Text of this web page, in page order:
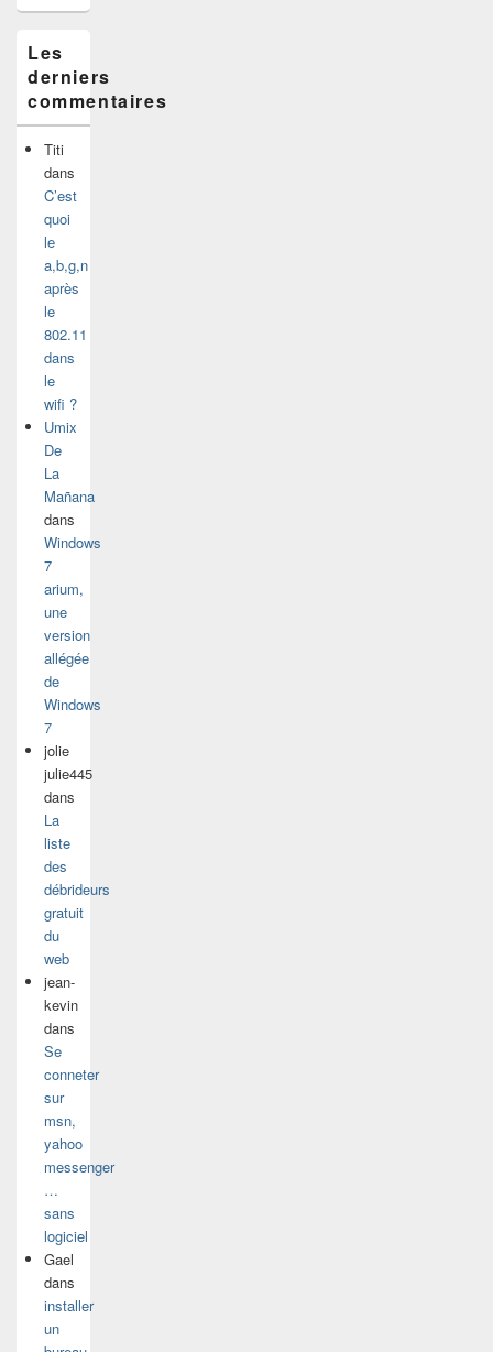
Les
derniers
commentaires
Titi
dans
C’est
quoi
le
a,b,g,n
après
le
802.11
dans
le
wifi ?
Umix
De
La
Mañana
dans
Windows
7
arium,
une
version
allégée
de
Windows
7
jolie
julie445
dans
La
liste
des
débrideurs
gratuit
du
web
jean-
kevin
dans
Se
conneter
sur
msn,
yahoo
messenger
…
sans
logiciel
Gael
dans
installer
un